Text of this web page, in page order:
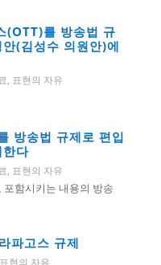
(OTT)를 방송법 규
(김성수 의원안)에
, 표현의 자유
방송법 규제로 편입
다
, 표현의 자유
함시키는 내용의 방송
파고스 규제
표현의 자유